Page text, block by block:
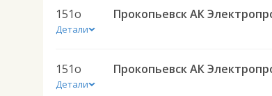
151о
Детали
151о
Детали